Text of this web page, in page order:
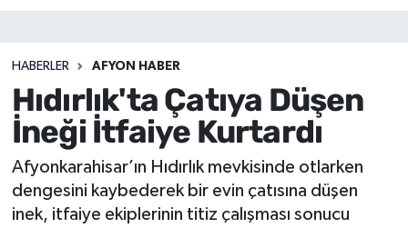
HABERLER AFYON HABER
Hıdırlık'ta Çatıya Düşen
İneği İtfaiye Kurtardı
Afyonkarahisar’ın Hıdırlık mevkisinde otlarken
dengesini kaybederek bir evin çatısına düşen
inek, itfaiye ekiplerinin titiz çalışması sonucu
Sağlık
Eğitim
Sivil Toplum